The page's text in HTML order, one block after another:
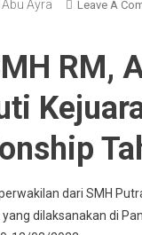
Abu Ayra Leave A
RM,
dari SMH
dilaksanakan di